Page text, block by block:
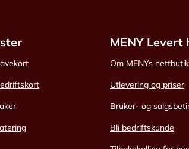
MENY Levert
Om MENYs
Utlevering og priser
Bruker- og
Bli bedriftskunde